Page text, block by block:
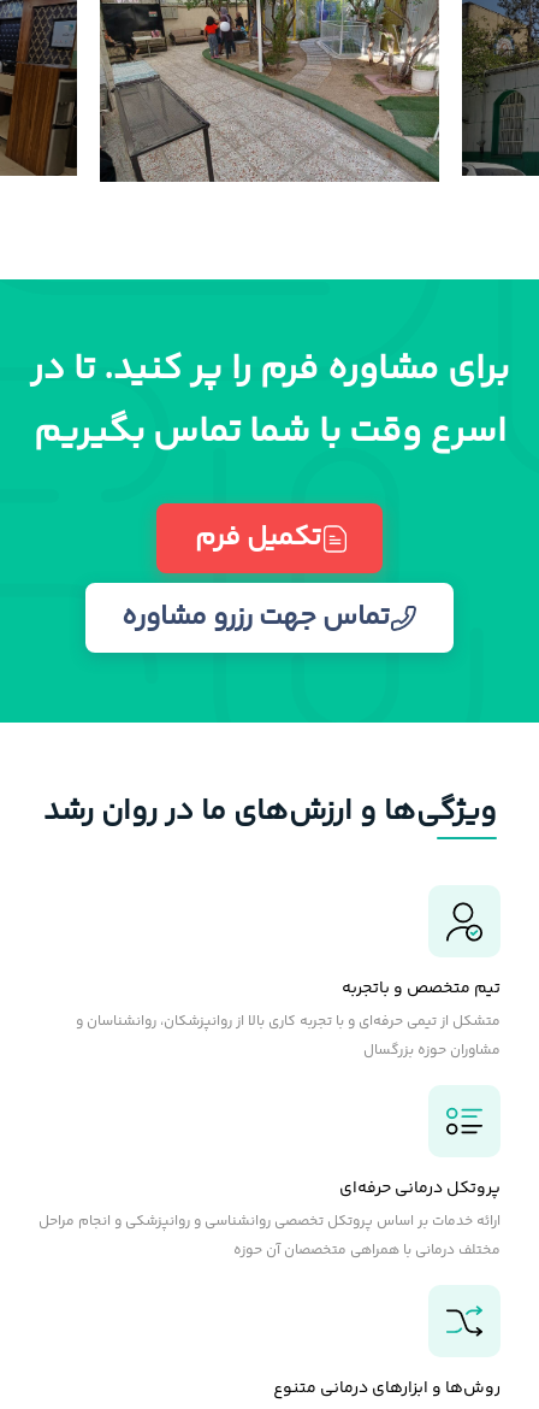
برای مشاوره فرم را پر کنید. تا در
اسرع وقت با شما تماس بگیریم
تکمیل فرم
تماس جهت رزرو مشاوره
ویژگی‌ها و ارزش‌های ما در روان رشد
تیم متخصص و باتجربه
متشکل از تیمی حرفه‌ای و با تجربه کاری بالا از روانپزشکان، روانشناسان و
مشاوران حوزه بزرگسال
پروتکل درمانی حرفه‌ای
ارائه خدمات بر اساس پروتکل تخصصی روانشناسی و روانپزشکی و انجام مراحل
مختلف درمانی با همراهی متخصصان آن حوزه
روش‌ها و ابزارهای درمانی متنوع